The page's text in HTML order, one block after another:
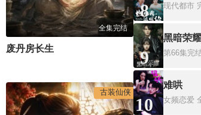
全集完结
废丹房长生
古装仙侠
8 现代都市
9
黑暗荣耀
第66集完
10
难哄
女频恋爱